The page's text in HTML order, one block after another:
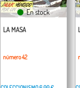
En stock
LA MASA
número 42